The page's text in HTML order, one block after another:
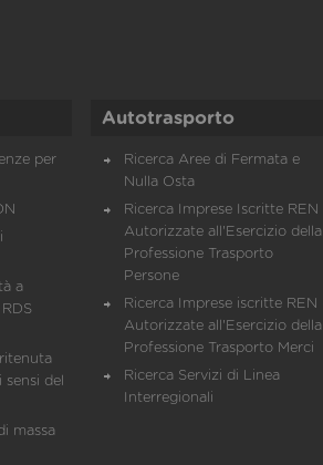
per
a
del
massa
Autotrasporto
Ricerca Aree di Fermata e
Nulla Osta
Ricerca Imprese Iscritte REN
Autorizzate all'Esercizio della
Professione Trasporto
Persone
Ricerca Imprese iscritte REN
Autorizzate all'Esercizio della
Professione Trasporto Merci
Ricerca Servizi di Linea
Interregionali